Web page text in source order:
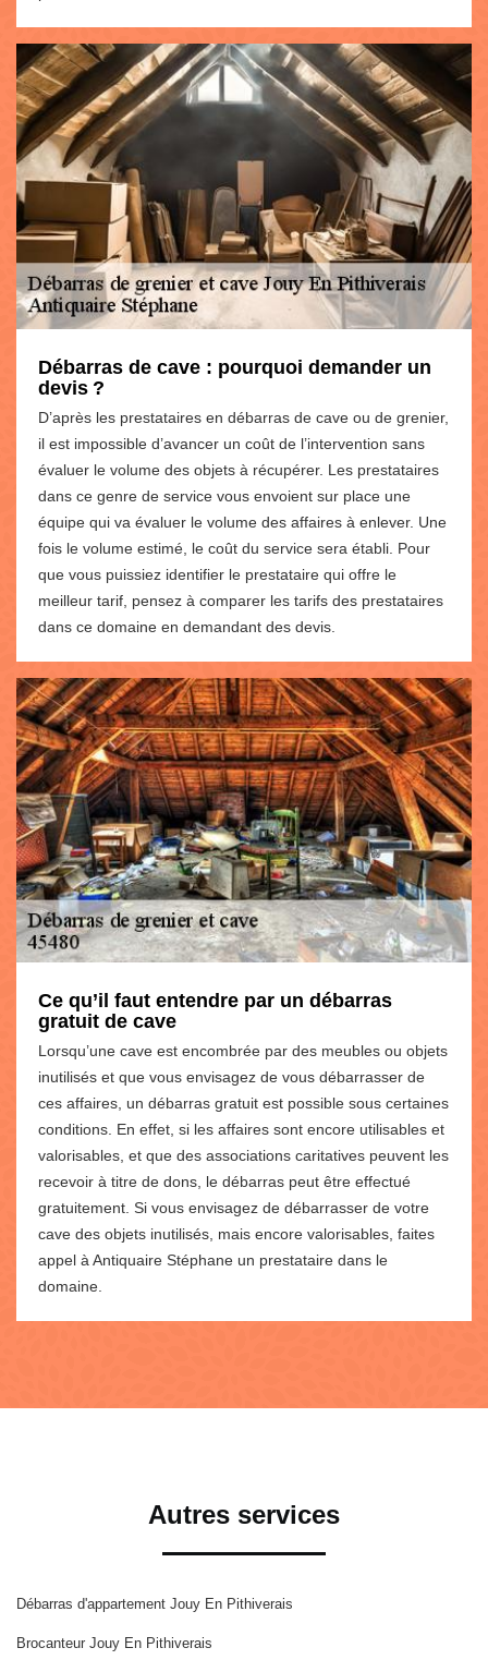
Débarras de cave : pourquoi demander un
devis ?
D’après les prestataires en débarras de cave ou de grenier,
il est impossible d’avancer un coût de l’intervention sans
évaluer le volume des objets à récupérer. Les prestataires
dans ce genre de service vous envoient sur place une
équipe qui va évaluer le volume des affaires à enlever. Une
fois le volume estimé, le coût du service sera établi. Pour
que vous puissiez identifier le prestataire qui offre le
meilleur tarif, pensez à comparer les tarifs des prestataires
dans ce domaine en demandant des devis.
Ce qu’il faut entendre par un débarras
gratuit de cave
Lorsqu’une cave est encombrée par des meubles ou objets
inutilisés et que vous envisagez de vous débarrasser de
ces affaires, un débarras gratuit est possible sous certaines
conditions. En effet, si les affaires sont encore utilisables et
valorisables, et que des associations caritatives peuvent les
recevoir à titre de dons, le débarras peut être effectué
gratuitement. Si vous envisagez de débarrasser de votre
cave des objets inutilisés, mais encore valorisables, faites
appel à Antiquaire Stéphane un prestataire dans le
domaine.
Autres services
Débarras d'appartement Jouy En Pithiverais
Brocanteur Jouy En Pithiverais